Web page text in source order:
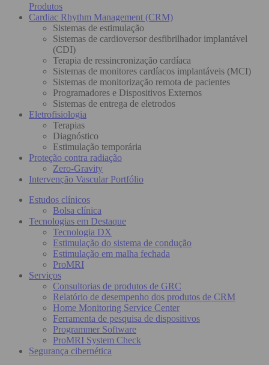
Produtos
Cardiac Rhythm Management (CRM)
Sistemas de estimulação
Sistemas de cardioversor desfibrilhador implantável
(CDI)
Terapia de ressincronização cardíaca
Sistemas de monitores cardíacos implantáveis (MCI)
Sistemas de monitorização remota de pacientes
Programadores e Dispositivos Externos
Sistemas de entrega de eletrodos
Eletrofisiologia
Terapias
Diagnóstico
Estimulação temporária
Proteção contra radiação
Zero-Gravity
Intervenção Vascular Portfólio
Estudos clínicos
Bolsa clínica
Tecnologias em Destaque
Tecnologia DX
Estimulação do sistema de condução
Estimulação em malha fechada
ProMRI
Serviços
Consultorias de produtos de GRC
Relatório de desempenho dos produtos de CRM
Home Monitoring Service Center
Ferramenta de pesquisa de dispositivos
Programmer Software
ProMRI System Check
Segurança cibernética